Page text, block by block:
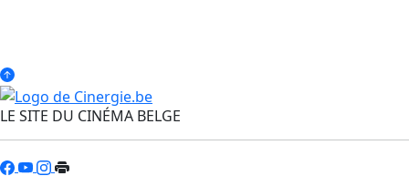
LE SITE DU CINÉMA BELGE